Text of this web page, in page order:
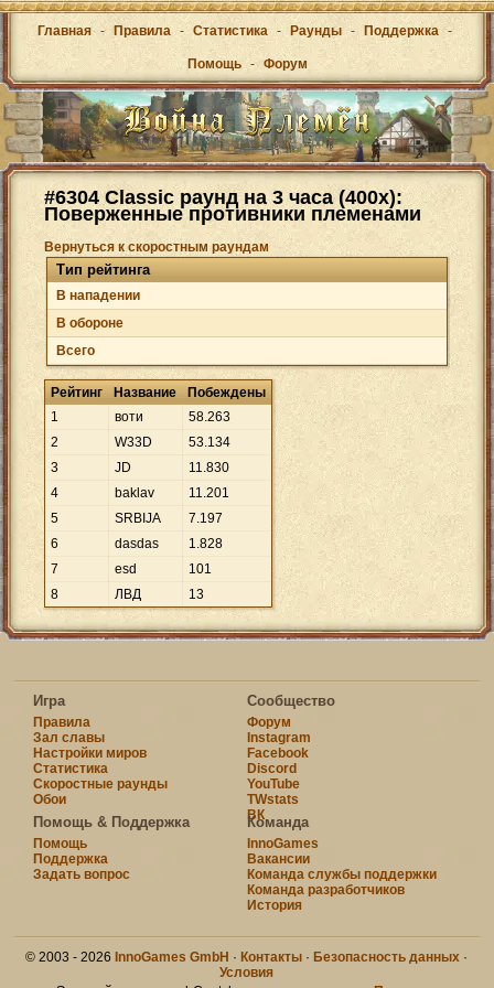
Главная - Правила - Статистика - Раунды - Поддержка -
Помощь - Форум
#6304 Classic раунд на 3 часа (400x):
Поверженные противники племенами
Вернуться к скоростным раундам
Тип рейтинга
В нападении
В обороне
Всего
Рейтинг Название
Побеждены
1
воти 58.263
2
W33D 53.134
3
JD 11.830
4
baklav 11.201
5
SRBIJA 7.197
6
dasdas 1.828
7
esd
101
8
ЛВД 13
Игра
Правила
Зал славы
Настройки миров
Статистика
Скоростные раунды
Обои
Сообщество
Форум
Instagram
Facebook
Discord
YouTube
TWstats
ВК
Помощь & Поддержка
Помощь
Поддержка
Задать вопрос
Команда
InnoGames
Вакансии
Команда службы поддержки
Команда разработчиков
История
© 2003 - 2026 InnoGames GmbH · Контакты · Безопасность данных ·
Условия